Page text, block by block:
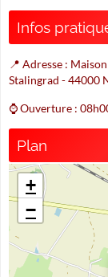
Infos
📍 Adresse :
Stalingrad - 44000
⌚ Ouverture :
Plan
+
−